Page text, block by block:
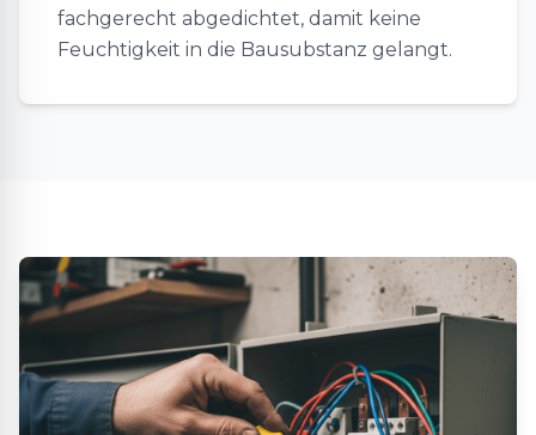
fachgerecht abgedichtet, damit keine
Feuchtigkeit in die Bausubstanz gelangt.